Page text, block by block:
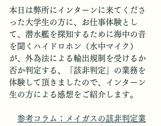
本日は弊所にインターンに来てくださ
った大学生の方に、お仕事体験とし
て、潜水艦を探知するために海中の音
を聞くハイドロホン（水中マイク）
が、外為法による輸出規制を受けるか
否か判定する、「該非判定」の業務を
体験して頂きましたので、インターン
生の方による感想をご紹介します。
参考コラム：メイガスの該非判定業